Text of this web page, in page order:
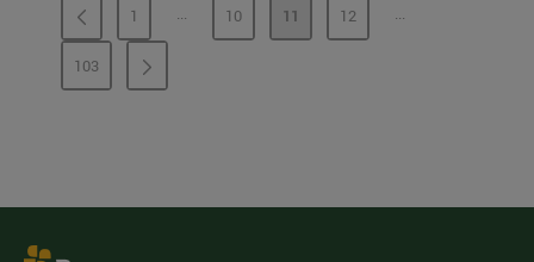
PÀGINA
1 ...PÀGINES INTERMÈDIES
PÀGINA
10 PÀGINA
11 PÀGINA
12 ...PÀGINES
PÀGINA
103